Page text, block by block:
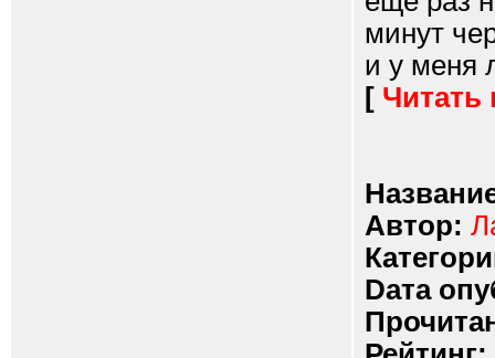
минут
и у меня
[ Читать
Автор:
Dата